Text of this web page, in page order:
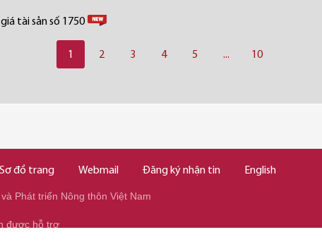
tài sản số 1750
1 2 3 4 5 ... 10
Sơ đồ trang Webmail Đăng ký nhận tin English
Phát triển Nông thôn Việt Nam
được hỗ trợ